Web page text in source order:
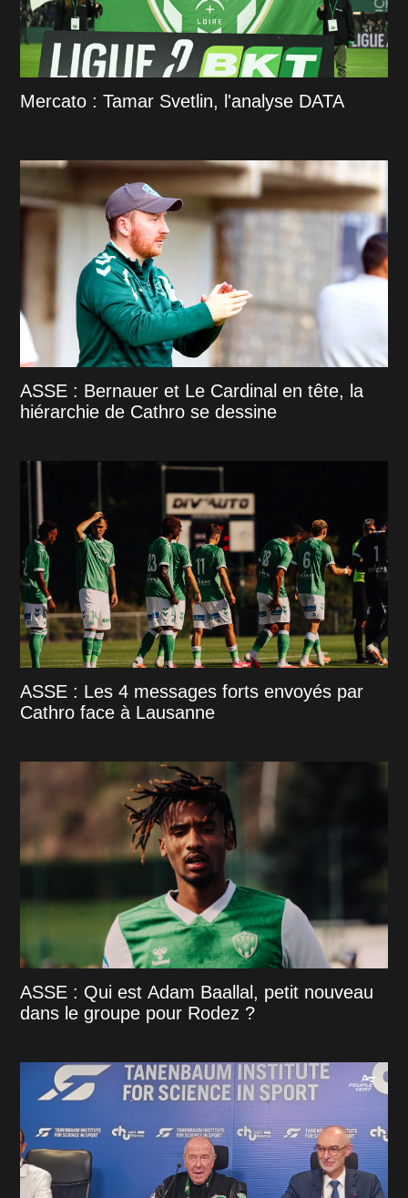
Mercato : Tamar Svetlin, l'analyse DATA
ASSE : Bernauer et Le Cardinal en tête, la
hiérarchie de Cathro se dessine
ASSE : Les 4 messages forts envoyés par
Cathro face à Lausanne
ASSE : Qui est Adam Baallal, petit nouveau
dans le groupe pour Rodez ?